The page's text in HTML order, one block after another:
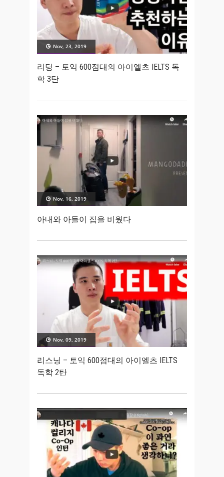
Nov, 23, 2019
리딩 – 토익 600점대의 아이엘츠 IELTS 독
학 3탄
Nov, 16, 2019
아내와 아들이 집을 비웠다
Nov, 09, 2019
리스닝 – 토익 600점대의 아이엘츠 IELTS
독학 2탄